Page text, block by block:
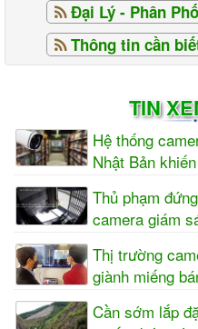
Đại Lý - Phân
Thông tin cần
TIN
Hệ thống
Nhật Bản
Thủ phạm
camera giám
Thị trường
giành miếng
Cần sớm lắp